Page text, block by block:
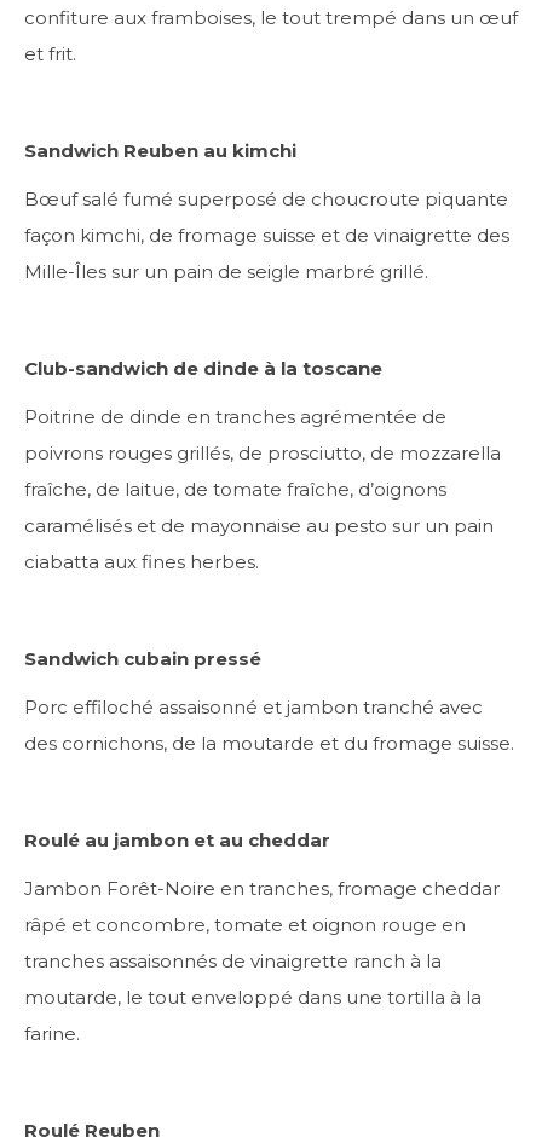
confiture aux framboises, le tout trempé dans un œuf
et frit.
Sandwich Reuben au kimchi
Bœuf salé fumé superposé de choucroute piquante
façon kimchi, de fromage suisse et de vinaigrette des
Mille-Îles sur un pain de seigle marbré grillé.
Club-sandwich de dinde à la toscane
Poitrine de dinde en tranches agrémentée de
poivrons rouges grillés, de prosciutto, de mozzarella
fraîche, de laitue, de tomate fraîche, d’oignons
caramélisés et de mayonnaise au pesto sur un pain
ciabatta aux fines herbes.
Sandwich cubain pressé
Porc effiloché assaisonné et jambon tranché avec
des cornichons, de la moutarde et du fromage suisse.
Roulé au jambon et au cheddar
Jambon Forêt-Noire en tranches, fromage cheddar
râpé et concombre, tomate et oignon rouge en
tranches assaisonnés de vinaigrette ranch à la
moutarde, le tout enveloppé dans une tortilla à la
farine.
Roulé Reuben